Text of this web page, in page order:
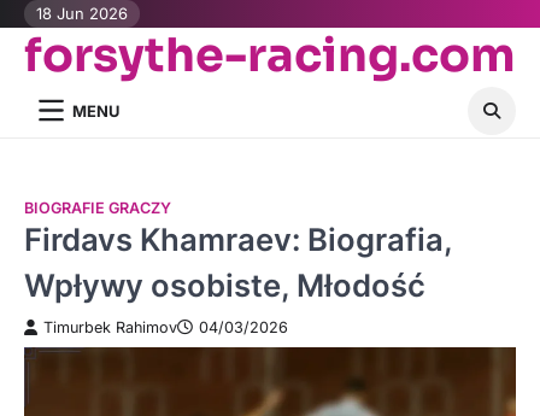
Skip
content
18 Jun 2026
forsythe-racing.com
MENU
BIOGRAFIE GRACZY
Firdavs Khamraev: Biografia,
Wpływy osobiste, Młodość
Timurbek Rahimov 04/03/2026